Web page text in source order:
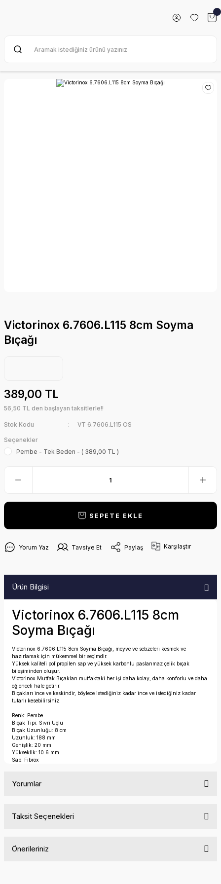
Victorinox 6.7606.L115 8cm Soyma
Bıçağı
389,00 TL
56,50 TL den başlayan taksitlerle!!
Stok Kodu VT 6.7606.L115 OS
Seçenekler
Pembe - Tek Beden - ( 389,00 TL )
SEPETE EKLE
Yorum Yaz Tavsiye Et Paylaş Karşılaştır
Ürün Bilgisi
Victorinox 6.7606.L115 8cm
Soyma Bıçağı
Victorinox 6.7606.L115 8cm Soyma Bıçağı, meyve ve sebzeleri kesmek ve
hazırlamak için mükemmel bir seçimdir.
Yüksek kaliteli polipropilen sap ve yüksek karbonlu paslanmaz çelik bıçak
bileşiminden oluşur.
Victorinox Mutfak Bıçakları mutfaktaki her işi daha kolay, daha konforlu ve daha
eğlenceli hale getirir.
Bıçakları ince ve keskindir, böylece istediğiniz kadar ince ve istediğiniz kadar
tutarlı kesebilirsiniz.
Renk: Pembe
Bıçak Tipi: Sivri Uçlu
Bıçak Uzunluğu: 8 cm
Uzunluk: 188 mm
Genişlik: 20 mm
Yükseklik: 10.6 mm
Sap: Fibrox
Yorumlar
Taksit Seçenekleri
Önerileriniz